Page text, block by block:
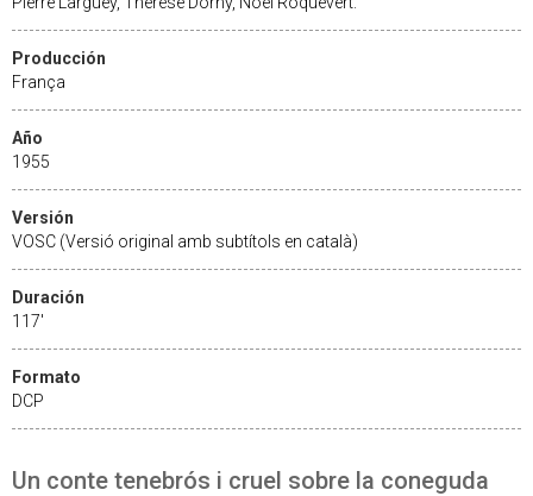
Producción
França
Año
1955
Versión
VOSC (Versió original amb subtítols en català)
Duración
117'
Formato
DCP
Un conte tenebrós i cruel sobre la coneguda